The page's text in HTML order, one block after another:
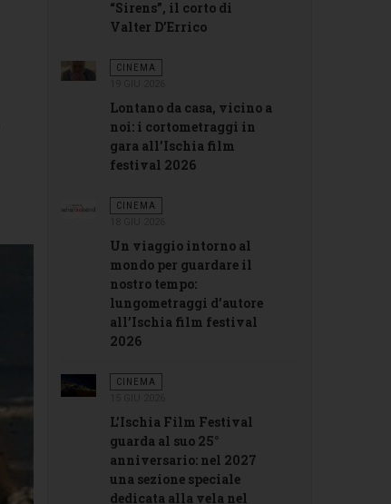
“Sirens”, il corto di
Valter D’Errico
CINEMA
Lontano da casa, vicino a
noi: i cortometraggi in
gara all’Ischia film
festival 2026
CINEMA
Un viaggio intorno al
mondo per guardare il
nostro tempo:
lungometraggi d’autore
all’Ischia film festival
2026
CINEMA
L’Ischia Film Festival
guarda al suo 25°
anniversario: nel 2027
una sezione speciale
dedicata alla vela nel